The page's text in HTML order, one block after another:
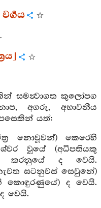
සමන්‍වාගත කුලෝපග
අගරු, අභාවනීය
යත්:
නොවූවන්) කෙරෙහි
වූයේ (අධිපතියකු
කරනුයේ ද වෙයි.
ඝටනුවස් සෙවුනේ)
කොඳුරණුයේ) ද වෙයි.
වෙයි.